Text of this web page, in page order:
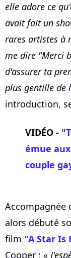
elle adore ce
avait fait un
rares artistes à
me dire "Merci
d'assurer ta
plus gentille de
introduction,
VIDÉO -
émue
couple
Accompagnée
alors débuté
film "A Star Is
Cooper : «